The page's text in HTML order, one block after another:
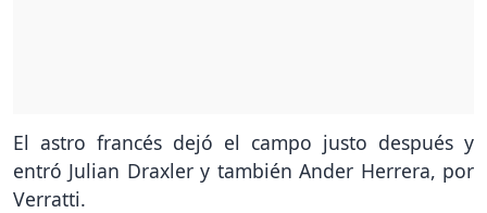
El astro francés dejó el campo justo después y
entró Julian Draxler y también Ander Herrera, por
Verratti.